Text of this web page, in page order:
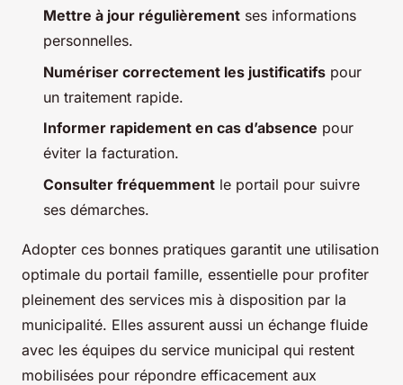
Mettre à jour régulièrement ses informations
personnelles.
Numériser correctement les justificatifs pour
un traitement rapide.
Informer rapidement en cas d’absence pour
éviter la facturation.
Consulter fréquemment le portail pour suivre
ses démarches.
Adopter ces bonnes pratiques garantit une utilisation
optimale du portail famille, essentielle pour profiter
pleinement des services mis à disposition par la
municipalité. Elles assurent aussi un échange fluide
avec les équipes du service municipal qui restent
mobilisées pour répondre efficacement aux